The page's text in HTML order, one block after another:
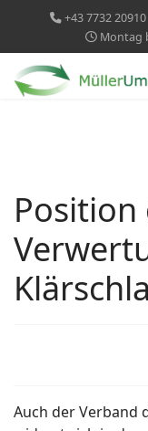
+43 7732 20910
Montag
Position
Auch der Verband